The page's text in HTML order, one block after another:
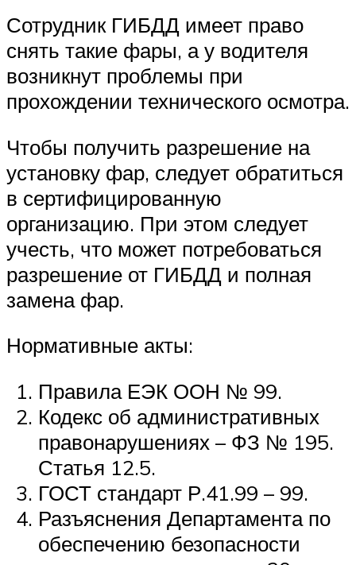
Сотрудник ГИБДД имеет право
снять такие фары, а у водителя
возникнут проблемы при
прохождении технического осмотра.
Чтобы получить разрешение на
установку фар, следует обратиться
в сертифицированную
организацию. При этом следует
учесть, что может потребоваться
разрешение от ГИБДД и полная
замена фар.
Нормативные акты:
Правила ЕЭК ООН № 99.
Кодекс об административных
правонарушениях – ФЗ № 195.
Статья 12.5.
ГОСТ стандарт Р.41.99 – 99.
Разъяснения Департамента по
обеспечению безопасности